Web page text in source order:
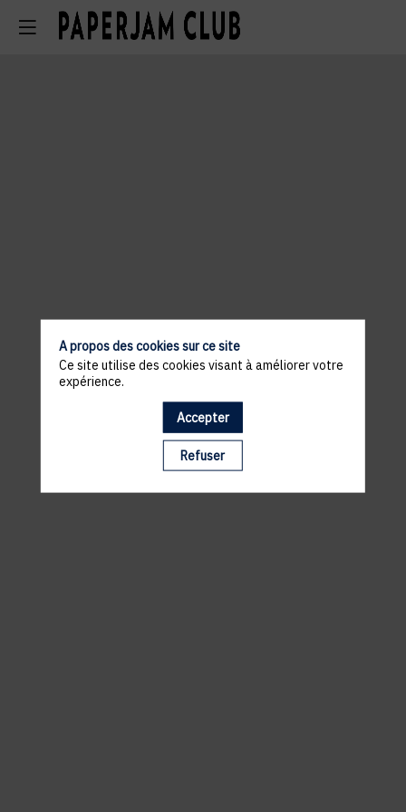
Il manque du contenu : rafraichissez votre navigateur
A propos des cookies sur ce site
Ce site utilise des cookies visant à améliorer votre
expérience.
Accepter
Refuser